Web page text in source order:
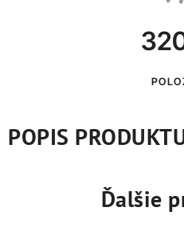
POPIS
Ďalšie